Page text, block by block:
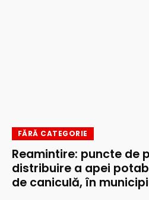
FĂRĂ CATEGORIE
Reamintire: puncte de
distribuire a apei
de caniculă, în